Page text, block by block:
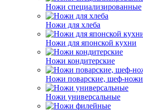
Ножи специализированные
Ножи для хлеба
Ножи для японской кухни
Ножи кондитерские
Ножи поварские, шеф-ножи
Ножи универсальные